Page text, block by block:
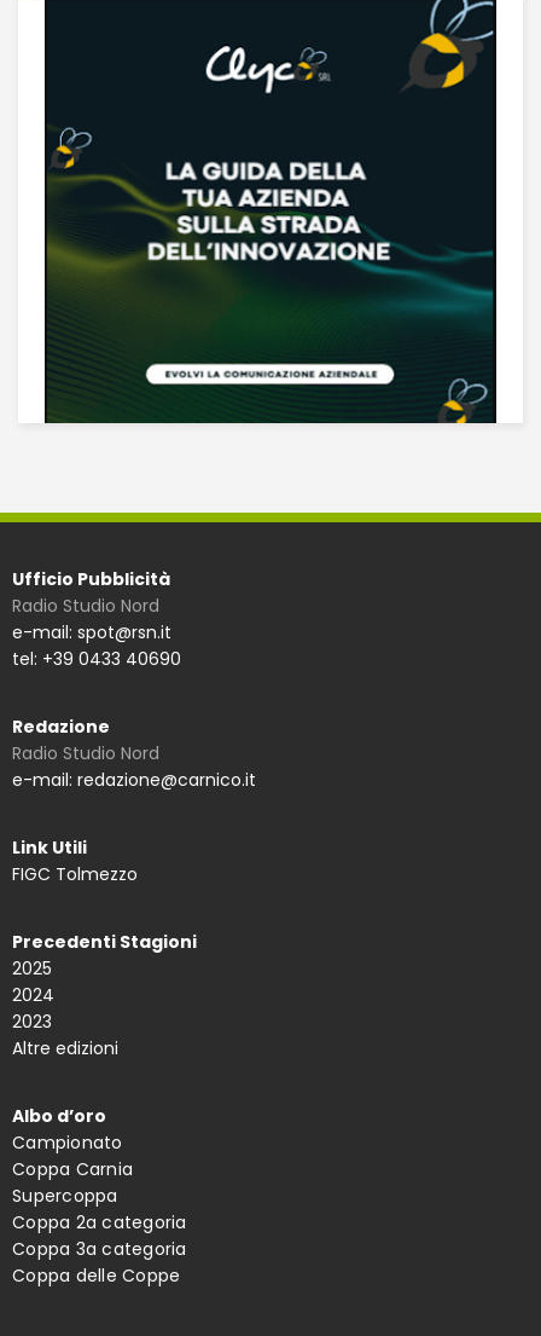
Ufficio Pubblicità
Radio Studio Nord
e-mail: spot@rsn.it
tel: +39 0433 40690
Redazione
Radio Studio Nord
e-mail: redazione@carnico.it
Link Utili
FIGC Tolmezzo
Precedenti Stagioni
2025
2024
2023
Altre edizioni
Albo d’oro
Campionato
Coppa Carnia
Supercoppa
Coppa 2a categoria
Coppa 3a categoria
Coppa delle Coppe